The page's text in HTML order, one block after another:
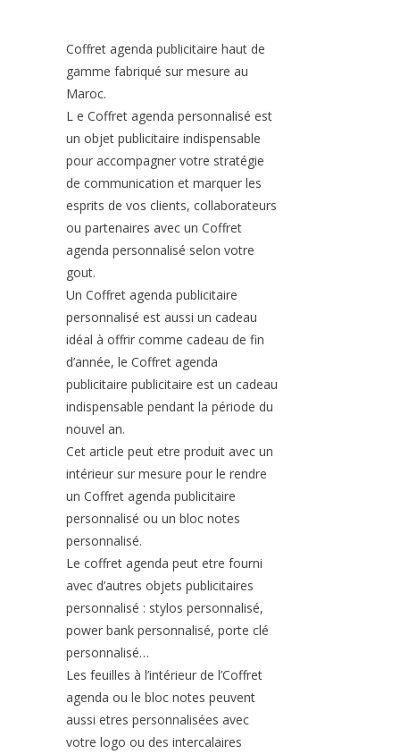
Coffret agenda publicitaire haut de
gamme fabriqué sur mesure au
Maroc.
L e Coffret agenda personnalisé est
un objet publicitaire indispensable
pour accompagner votre stratégie
de communication et marquer les
esprits de vos clients, collaborateurs
ou partenaires avec un Coffret
agenda personnalisé selon votre
gout.
Un Coffret agenda publicitaire
personnalisé est aussi un cadeau
idéal à offrir comme cadeau de fin
d’année, le Coffret agenda
publicitaire publicitaire est un cadeau
indispensable pendant la période du
nouvel an.
Cet article peut etre produit avec un
intérieur sur mesure pour le rendre
un Coffret agenda publicitaire
personnalisé ou un bloc notes
personnalisé.
Le coffret agenda peut etre fourni
avec d’autres objets publicitaires
personnalisé : stylos personnalisé,
power bank personnalisé, porte clé
personnalisé…
Les feuilles à l’intérieur de l’Coffret
agenda ou le bloc notes peuvent
aussi etres personnalisées avec
votre logo ou des intercalaires